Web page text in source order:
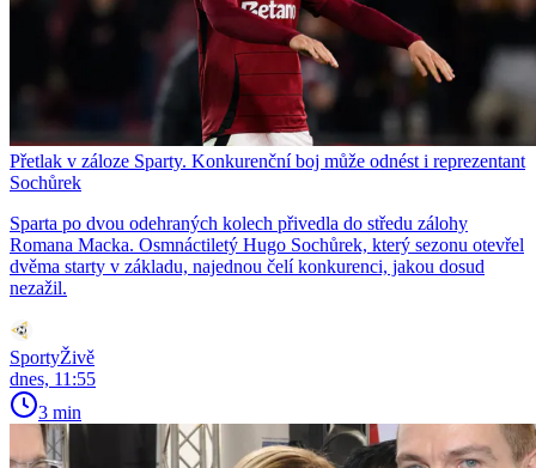
Přetlak v záloze Sparty. Konkurenční boj může odnést i reprezentant
Sochůrek
Sparta po dvou odehraných kolech přivedla do středu zálohy
Romana Macka. Osmnáctiletý Hugo Sochůrek, který sezonu otevřel
dvěma starty v základu, najednou čelí konkurenci, jakou dosud
nezažil.
SportyŽivě
dnes, 11:55
3 min